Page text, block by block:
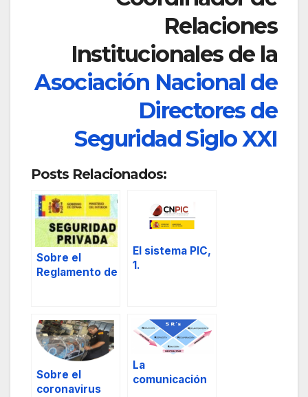
Relaciones
Institucionales de la
Asociación Nacional de
Directores de
Seguridad Siglo XXI
Posts Relacionados:
Sobre el
Reglamento de
El sistema PIC,
1.
Sobre el
coronavirus
La
comunicación